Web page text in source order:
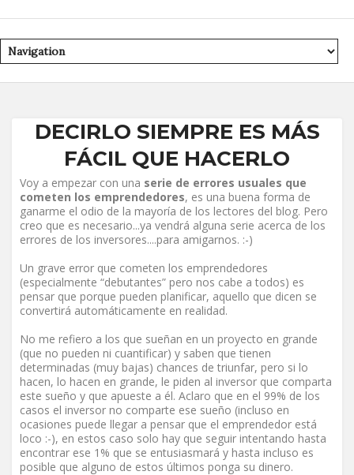
DECIRLO SIEMPRE ES MÁS
FÁCIL QUE HACERLO
Voy a empezar con una serie de errores usuales que
cometen los emprendedores, es una buena forma de
ganarme el odio de la mayoría de los lectores del blog. Pero
creo que es necesario...ya vendrá alguna serie acerca de los
errores de los inversores....para amigarnos. :-)
Un grave error que cometen los emprendedores
(especialmente “debutantes” pero nos cabe a todos) es
pensar que porque pueden planificar, aquello que dicen se
convertirá automáticamente en realidad.
No me refiero a los que sueñan en un proyecto en grande
(que no pueden ni cuantificar) y saben que tienen
determinadas (muy bajas) chances de triunfar, pero si lo
hacen, lo hacen en grande, le piden al inversor que comparta
este sueño y que apueste a él. Aclaro que en el 99% de los
casos el inversor no comparte ese sueño (incluso en
ocasiones puede llegar a pensar que el emprendedor está
loco :-), en estos caso solo hay que seguir intentando hasta
encontrar ese 1% que se entusiasmará y hasta incluso es
posible que alguno de estos últimos ponga su dinero.